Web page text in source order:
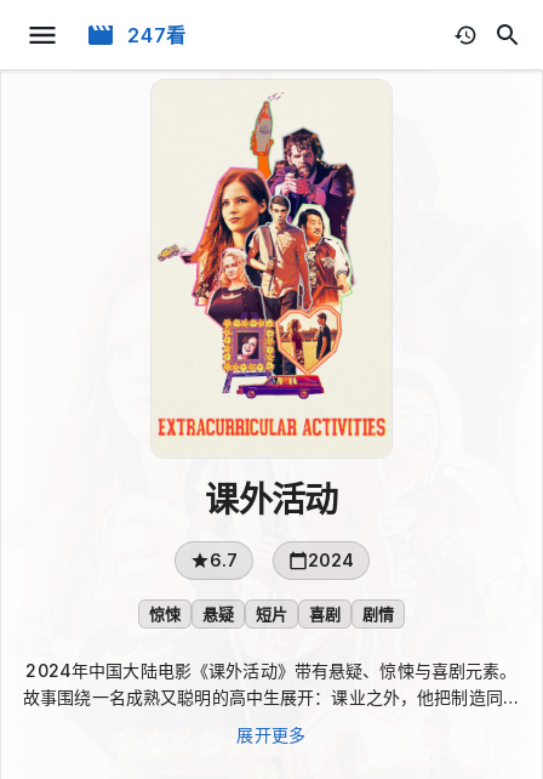
247看
课外活动
6.7 2024
惊悚 悬疑 短片 喜剧 剧情
2024年中国大陆电影《课外活动》带有悬疑、惊悚与喜剧元素。
故事围绕一名成熟又聪明的高中生展开：课业之外，他把制造同学
父母的“意外”死亡当成副业，而且每一次都不重复。当这些失去父
母的学生逐渐形成共同线索，一名警探注意到他们都与这个高中生
展开更多